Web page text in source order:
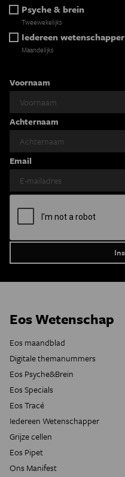
Psyche & brein
Tweewekelijks
Iedereen wetenschapper
Maandelijks
Voornaam
Achternaam
Email
Eos Wetenschap
Eos maandblad
Digitale themanummers
Eos Psyche&Brein
Eos Specials
Eos Tracé
Iedereen Wetenschapper
Grijze cellen
Eos Pipet
Ons Manifest